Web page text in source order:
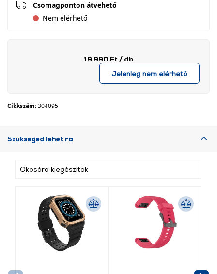
Csomagponton átvehető
Nem elérhető
19 990 Ft / db
Jelenleg nem elérhető
Cikkszám:304095
Szükséged lehet rá
Okosóra kiegészítők